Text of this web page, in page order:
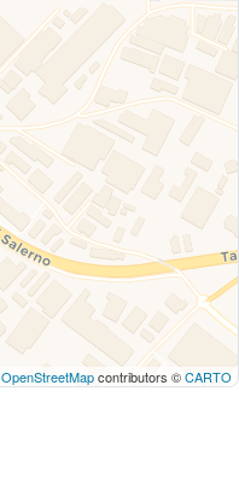
OpenStreetMapcontributors ©CARTO